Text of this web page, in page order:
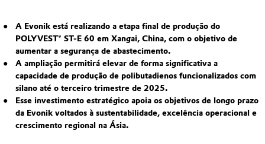
A Evonik está realizando a etapa final de produção do
POLYVEST® ST-E 60 em Xangai, China, com o objetivo de
aumentar a segurança de abastecimento.
A ampliação permitirá elevar de forma significativa a
capacidade de produção de polibutadienos funcionalizados com
silano até o terceiro trimestre de 2025.
Esse investimento estratégico apoia os objetivos de longo prazo
da Evonik voltados à sustentabilidade, excelência operacional e
crescimento regional na Ásia.